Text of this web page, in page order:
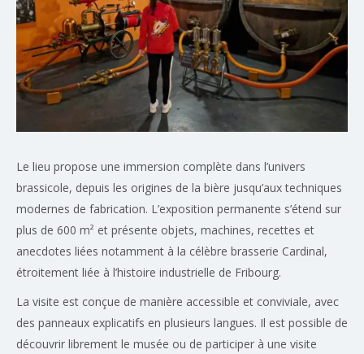
Le lieu propose une immersion complète dans l’univers
brassicole, depuis les origines de la bière jusqu’aux techniques
modernes de fabrication. L’exposition permanente s’étend sur
plus de 600 m² et présente objets, machines, recettes et
anecdotes liées notamment à la célèbre brasserie Cardinal,
étroitement liée à l’histoire industrielle de Fribourg.
La visite est conçue de manière accessible et conviviale, avec
des panneaux explicatifs en plusieurs langues. Il est possible de
découvrir librement le musée ou de participer à une visite